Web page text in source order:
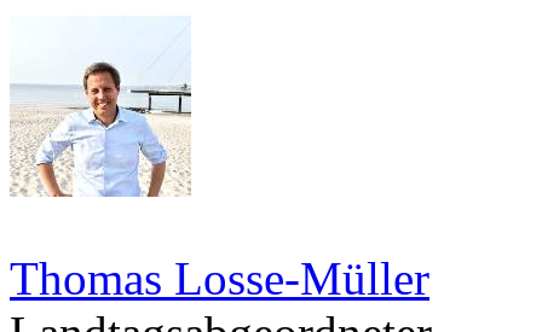
Thomas Losse-Müller